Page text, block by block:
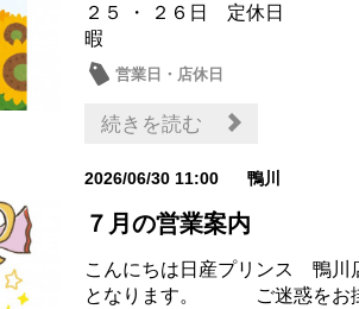
２５ ・ ２６日 定休日 １
暇
営業日・店休日
続きを読む
2026/06/30 11:00 鴨川
７月の営業案内
こんにちは日産プリンス 鴨川
となります。 ご迷惑